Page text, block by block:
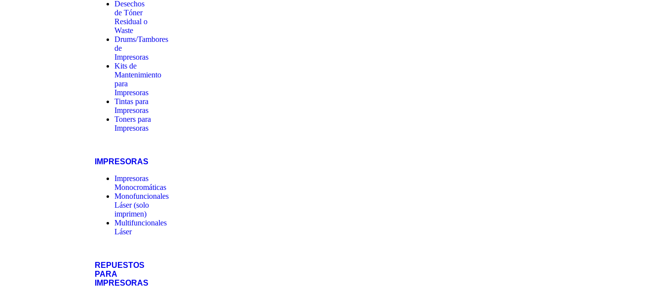
Desechos
de Tóner
Residual o
Waste
Drums/Tambores
de
Impresoras
Kits de
Mantenimiento
para
Impresoras
Tintas para
Impresoras
Toners para
Impresoras
IMPRESORAS
Impresoras
Monocromáticas
Monofuncionales
Láser (solo
imprimen)
Multifuncionales
Láser
REPUESTOS
PARA
IMPRESORAS